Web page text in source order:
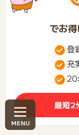
でお
登
充
20
最短2